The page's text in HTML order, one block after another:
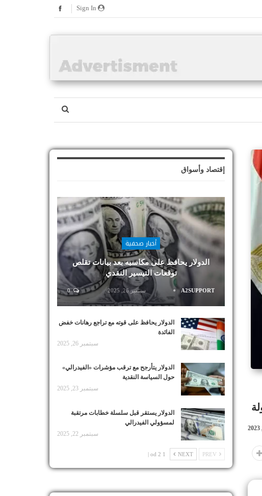
إقتصاد وأسواق
أخبار صحفية
الدولار يحافظ على مكاسبه بعد بيانات تقلص
توقعات التيسير النقدي
A2SUPPORT سبتمبر 26, 2025 0
الدولار يحافظ على قوته مع تراجع رهانات خفض
الفائدة
سبتمبر 26, 2025
الدولار يتأرجح مع ترقب مؤشرات «الفيدرالي»
حول السياسة النقدية
سبتمبر 23, 2025
الدولار يستقر قبل سلسلة خطابات مرتقبة
لمسؤولي الفيدرالي
سبتمبر 22, 2025
NEXT
1 od 2 |